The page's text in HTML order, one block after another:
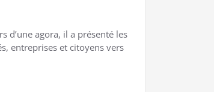
d’une agora, il a présenté les
entreprises et citoyens vers